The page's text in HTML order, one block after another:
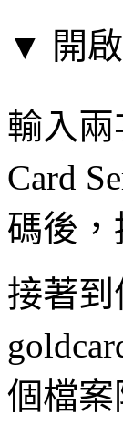
▼ 開
輸入
Card
碼後，
接著
個檔案